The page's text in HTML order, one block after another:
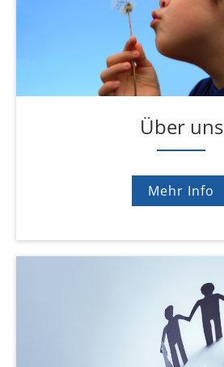
Über uns
Mehr Info